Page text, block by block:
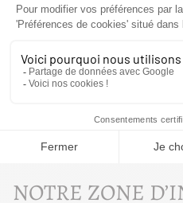
simulation.
durable.
NOTRE ZONE